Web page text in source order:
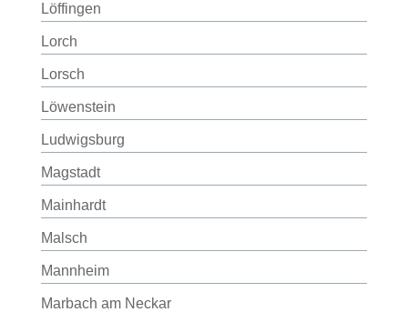
Löffingen
Lorch
Lorsch
Löwenstein
Ludwigsburg
Magstadt
Mainhardt
Malsch
Mannheim
Marbach am Neckar